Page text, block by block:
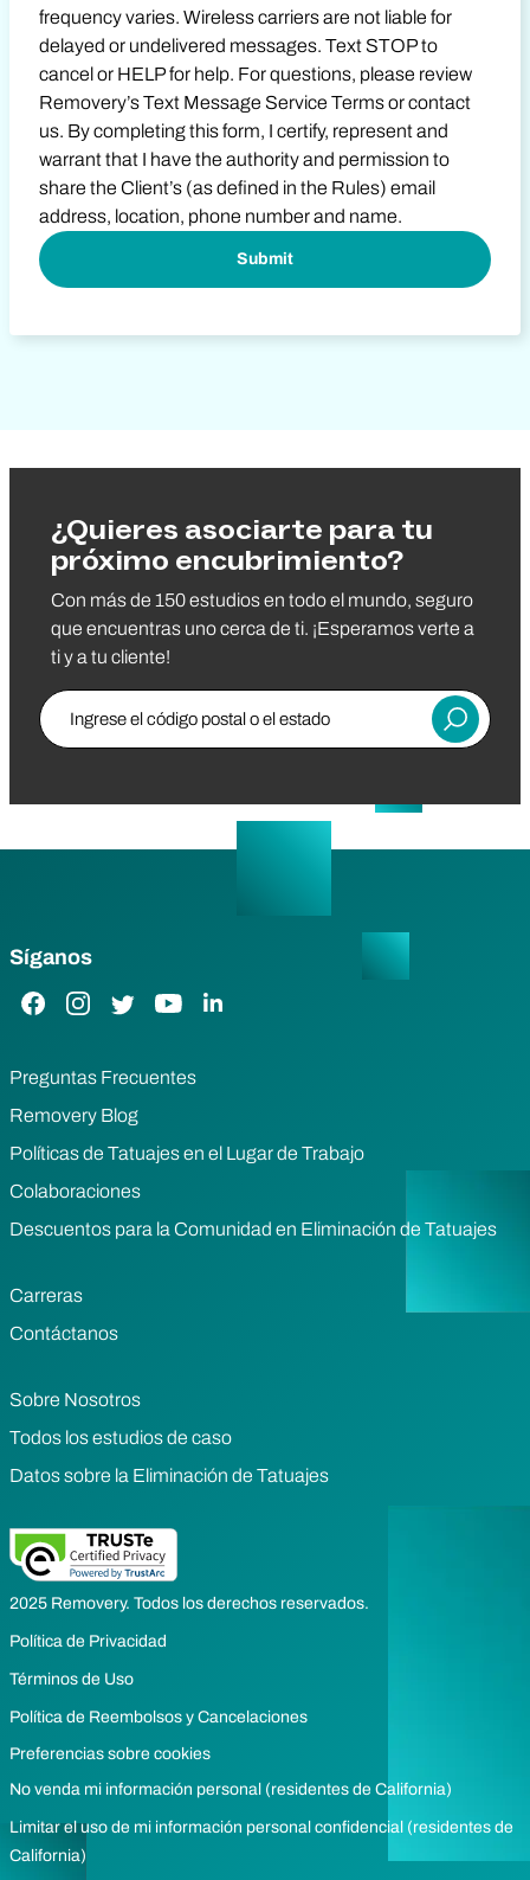
frequency varies. Wireless carriers are not liable for
delayed or undelivered messages. Text STOP to
cancel or HELP for help. For questions, please review
Removery’s Text Message Service Terms or contact
us. By completing this form, I certify, represent and
warrant that I have the authority and permission to
share the Client’s (as defined in the Rules) email
address, location, phone number and name.
¿Quieres asociarte para tu
próximo encubrimiento?
Con más de 150 estudios en todo el mundo, seguro
que encuentras uno cerca de ti. ¡Esperamos verte a
ti y a tu cliente!
Ingrese el código postal
Entregar
Síganos
Enlace de Facebook
Enlace de Instagram
Enlace de Twitter
Enlace de YouTube
Enlace de LinkedIn
Preguntas Frecuentes
Removery Blog
Políticas de Tatuajes en el Lugar de Trabajo
Colaboraciones
Descuentos para la Comunidad en Eliminación de Tatuajes
Carreras
Contáctanos
Sobre Nosotros
Todos los estudios de caso
Datos sobre la Eliminación de Tatuajes
2025 Removery. Todos los derechos reservados.
Política de Privacidad
Términos de Uso
Política de Reembolsos y Cancelaciones
Preferencias sobre cookies
No venda mi información personal (residentes de California)
Limitar el uso de mi información personal confidencial (residentes de
California)